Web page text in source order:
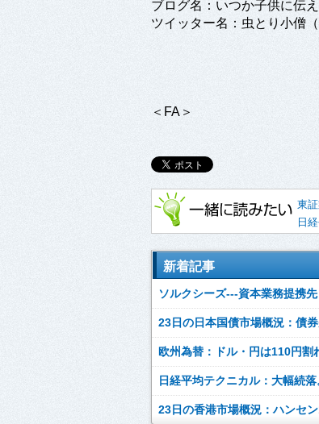
ブログ名：いつか子供に伝
ツイッター名：虫とり小僧（
＜FA＞
東
日
新着記事
ソルクシーズ---資本業務提携
23日の日本国債市場概況：債
欧州為替：ドル・円は110円
日経平均テクニカル：大幅続
23日の香港市場概況：ハンセ